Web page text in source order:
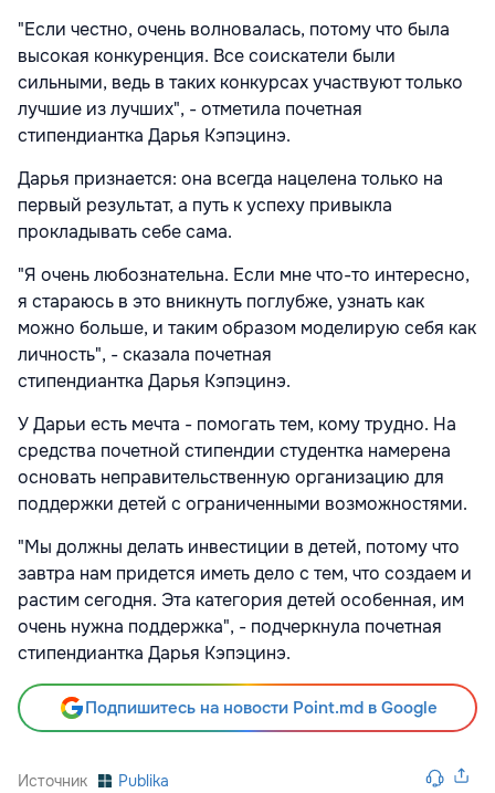
"Если честно, очень волновалась, потому что была
высокая конкуренция. Все соискатели были
сильными, ведь в таких конкурсах участвуют только
лучшие из лучших", - отметила почетная
стипендиантка Дарья Кэпэцинэ.
Дарья признается: она всегда нацелена только на
первый результат, а путь к успеху привыкла
прокладывать себе сама.
"Я очень любознательна. Если мне что-то интересно,
я стараюсь в это вникнуть поглубже, узнать как
можно больше, и таким образом моделирую себя как
личность", - сказала почетная
стипендиантка Дарья Кэпэцинэ.
У Дарьи есть мечта - помогать тем, кому трудно. На
средства почетной стипендии студентка намерена
основать неправительственную организацию для
поддержки детей с ограниченными возможностями.
"Мы должны делать инвестиции в детей, потому что
завтра нам придется иметь дело с тем, что создаем и
растим сегодня. Эта категория детей особенная, им
очень нужна поддержка", - подчеркнула почетная
стипендиантка Дарья Кэпэцинэ.
Подпишитесь на новости Point.md в Google
Источник Publika